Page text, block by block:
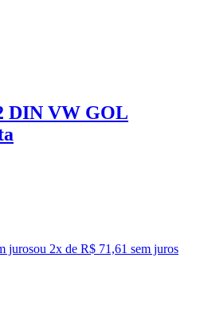
DIN VW GOL
jurosou 2x de R$ 71,61 sem juros